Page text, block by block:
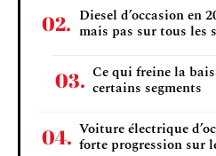
Diesel d’occasion en
mais pas sur tous les
Ce qui freine la
certains segments
Voiture électrique
forte progression sur